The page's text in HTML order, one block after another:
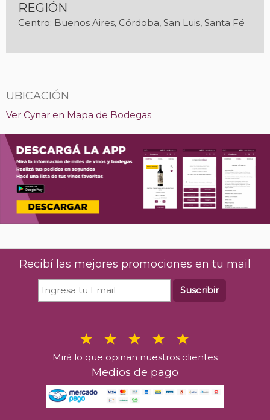
REGIÓN
Centro: Buenos Aires, Córdoba, San Luis, Santa Fé
UBICACIÓN
Ver Cynar en Mapa de Bodegas
Recibí las mejores promociones en tu mail
Suscribir
Mirá lo que opinan nuestros clientes
Medios de pago